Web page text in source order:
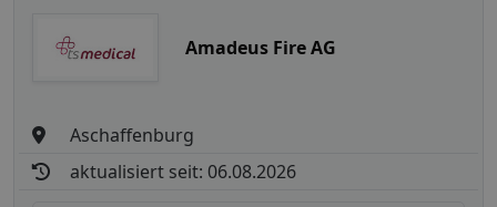
Amadeus Fire AG
Aschaffenburg
aktualisiert seit: 06.08.2026